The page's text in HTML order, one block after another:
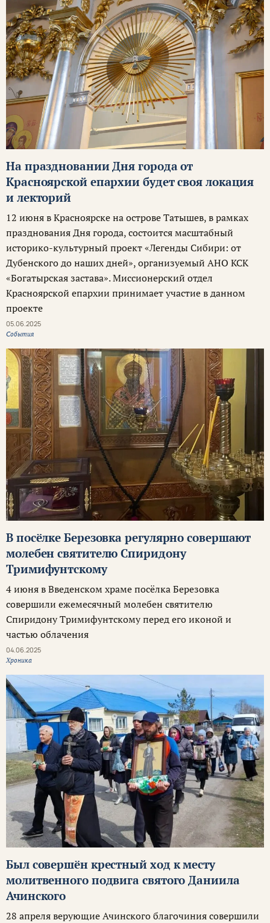
На праздновании Дня города от
Красноярской епархии будет своя локация
и лекторий
12 июня в Красноярске на острове Татышев, в рамках
празднования Дня города, состоится масштабный
историко-культурный проект «Легенды Сибири: от
Дубенского до наших дней», организуемый АНО КСК
«Богатырская застава». Миссионерский отдел
Красноярской епархии принимает участие в данном
проекте
05.06.2025
События
В посёлке Березовка регулярно совершают
молебен святителю Спиридону
Тримифунтскому
4 июня в Введенском храме посёлка Березовка
совершили ежемесячный молебен святителю
Спиридону Тримифунтскому перед его иконой и
частью облачения
04.06.2025
Хроника
Был совершён крестный ход к месту
молитвенного подвига святого Даниила
Ачинского
28 апреля верующие Ачинского благочиния совершили